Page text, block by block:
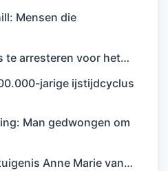
Mensen die
te arresteren voor het…
jarige ijstijdcyclus
Man gedwongen om
Anne Marie van…